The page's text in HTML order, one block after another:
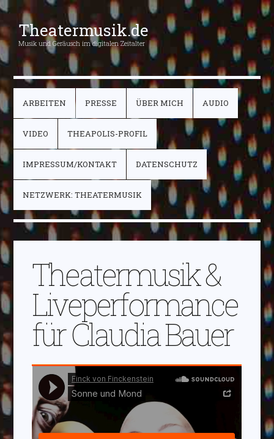
Theatermusik.de
Musik und Geräusch im digitalen Zeitalter
ARBEITEN PRESSE ÜBER MICH AUDIO
VIDEO THEAPOLIS-PROFIL
IMPRESSUM/KONTAKT DATENSCHUTZ
NETZWERK: THEATERMUSIK
Theatermusik &
Liveperformance
für Claudia Bauer